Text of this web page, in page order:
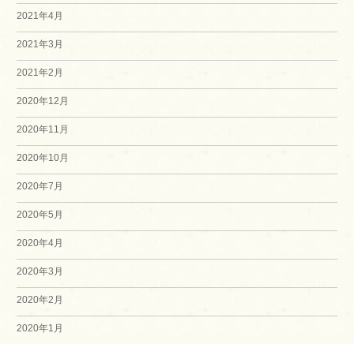
2021年4月
2021年3月
2021年2月
2020年12月
2020年11月
2020年10月
2020年7月
2020年5月
2020年4月
2020年3月
2020年2月
2020年1月